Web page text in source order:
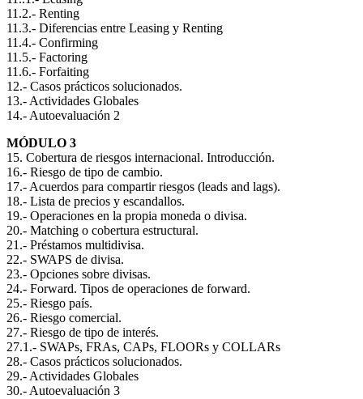
11.2.- Renting
11.3.- Diferencias entre Leasing y Renting
11.4.- Confirming
11.5.- Factoring
11.6.- Forfaiting
12.- Casos prácticos solucionados.
13.- Actividades Globales
14.- Autoevaluación 2
MÓDULO 3
15. Cobertura de riesgos internacional. Introducción.
16.- Riesgo de tipo de cambio.
17.- Acuerdos para compartir riesgos (leads and lags).
18.- Lista de precios y escandallos.
19.- Operaciones en la propia moneda o divisa.
20.- Matching o cobertura estructural.
21.- Préstamos multidivisa.
22.- SWAPS de divisa.
23.- Opciones sobre divisas.
24.- Forward. Tipos de operaciones de forward.
25.- Riesgo país.
26.- Riesgo comercial.
27.- Riesgo de tipo de interés.
27.1.- SWAPs, FRAs, CAPs, FLOORs y COLLARs
28.- Casos prácticos solucionados.
29.- Actividades Globales
30.- Autoevaluación 3